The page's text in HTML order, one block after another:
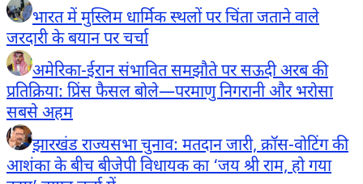
भारत में मुस्लिम धार्मिक स्थलों पर चिंता जताने वाले
जरदारी के बयान पर चर्चा
अमेरिका-ईरान संभावित समझौते पर सऊदी अरब की
प्रतिक्रिया: प्रिंस फैसल बोले—परमाणु निगरानी और भरोसा
सबसे अहम
झारखंड राज्यसभा चुनाव: मतदान जारी, क्रॉस-वोटिंग की
आशंका के बीच बीजेपी विधायक का ‘जय श्री राम, हो गया